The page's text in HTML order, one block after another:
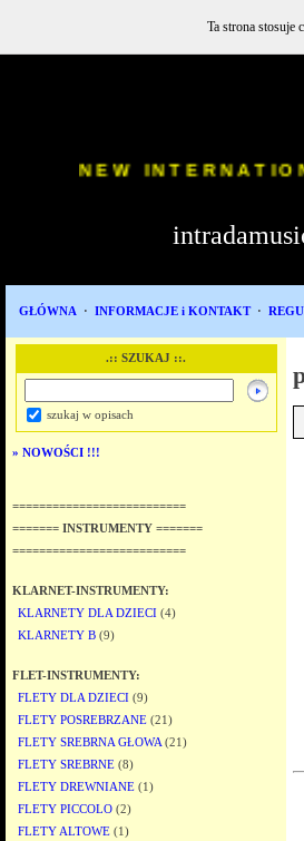
NEW
GŁÓWNA · INFORMACJE i KONTAKT ·
.:: SZUKAJ ::.
szukaj w opisach
» NOWOŚCI !!!
==========================
======= INSTRUMENTY =======
==========================
KLARNET-INSTRUMENTY:
KLARNETY DLA DZIECI (4)
KLARNETY B (9)
FLET-INSTRUMENTY:
FLETY DLA DZIECI (9)
FLETY POSREBRZANE (21)
FLETY SREBRNA GŁOWA (21)
FLETY SREBRNE (8)
FLETY DREWNIANE (1)
FLETY PICCOLO (2)
FLETY ALTOWE (1)
Ta strona stosuje